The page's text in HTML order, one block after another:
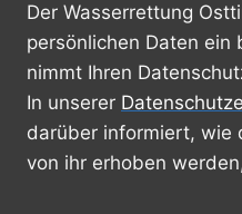
Der Wasserrettung
persönlichen Daten ein
nimmt Ihren
In unserer
darüber informiert, wie
von ihr erhoben